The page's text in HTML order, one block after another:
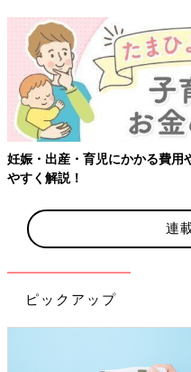
【ワクチン接種できるものも
連
ピックアップ